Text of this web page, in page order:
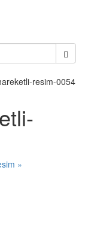
resim-0054
»